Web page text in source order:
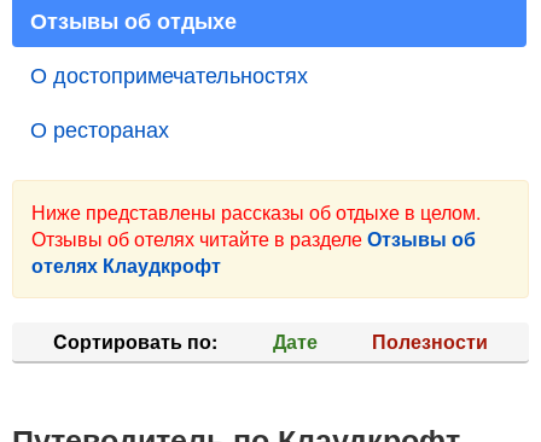
Отзывы об отдыхе
О достопримечательностях
О ресторанах
Ниже представлены рассказы об отдыхе в целом.
Отзывы об отелях читайте в разделеОтзывы об
отелях Клаудкрофт
Cортировать по: Дате Полезности